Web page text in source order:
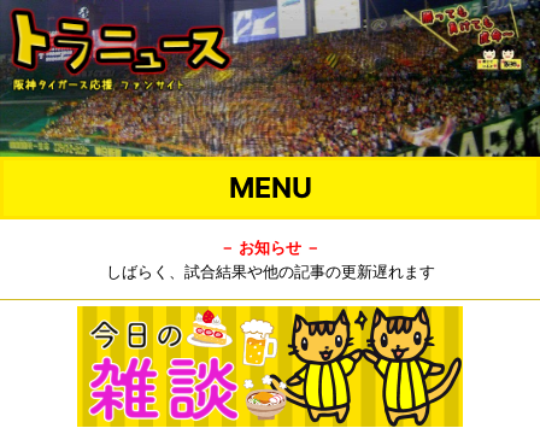
MENU
－ お知らせ －
しばらく、試合結果や他の記事の更新遅れます